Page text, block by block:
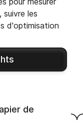
suivre les
d'optimisation
de